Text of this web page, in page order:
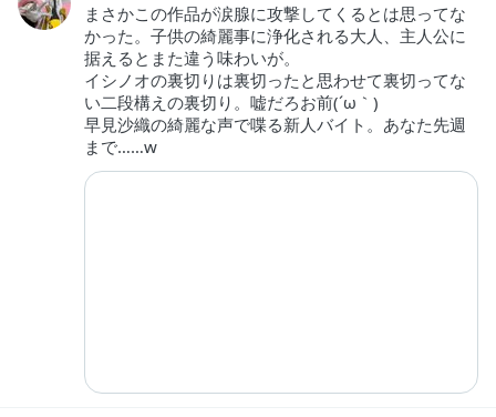
まさかこの作品が涙腺に攻撃してくるとは思ってな
かった。子供の綺麗事に浄化される大人、主人公に
据えるとまた違う味わいが。
イシノオの裏切りは裏切ったと思わせて裏切ってな
い二段構えの裏切り。嘘だろお前(´ω｀)
早見沙織の綺麗な声で喋る新人バイト。あなた先週
まで……w